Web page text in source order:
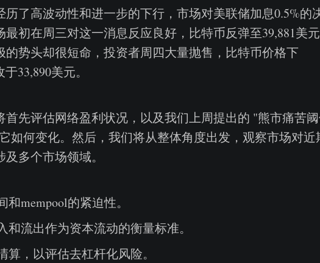
历了高波动性和进一步的下行，市场对美联储加息0.5%的
初在周三对这一消息反应良好，比特币反弹至39,881美
的势头却很短命，投资者周四大量抛售，比特币价格下
33,890美元。
首先评估网络盈利状况，以及我们上周提出的 "熊市痛苦
如何变化。然后，我们将从整体角度出发，观察市场对近
多个市场领域。
mempool的紧迫性。
和流出作为资本流动的衡量标准。
算，以评估去杠杆化风险。